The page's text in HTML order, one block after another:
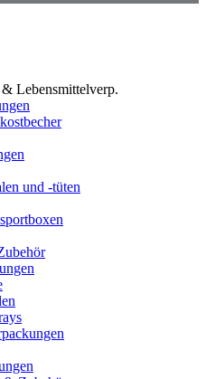
Lebensmittelverp.
und -tüten